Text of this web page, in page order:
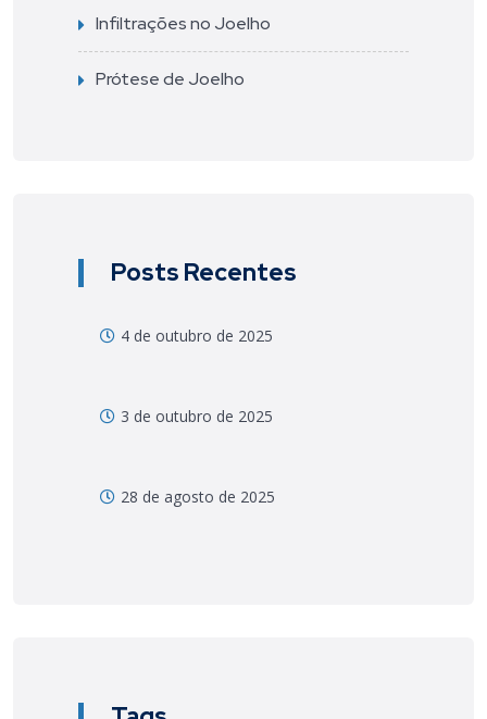
Infiltrações no Joelho
Prótese de Joelho
Posts Recentes
4 de outubro de 2025
3 de outubro de 2025
28 de agosto de 2025